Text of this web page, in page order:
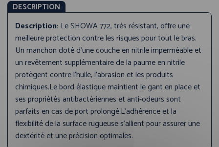
DESCRIPTION
Description: Le SHOWA 772, très résistant, offre une
meilleure protection contre les risques pour tout le bras.
Un manchon doté d’une couche en nitrile imperméable et
un revêtement supplémentaire de la paume en nitrile
protègent contre l’huile, l’abrasion et les produits
chimiques.Le bord élastique maintient le gant en place et
ses propriétés antibactériennes et anti-odeurs sont
parfaits en cas de port prolongé.L’adhérence et la
flexibilité de la surface rugueuse s’allient pour assurer une
dextérité et une précision optimales.